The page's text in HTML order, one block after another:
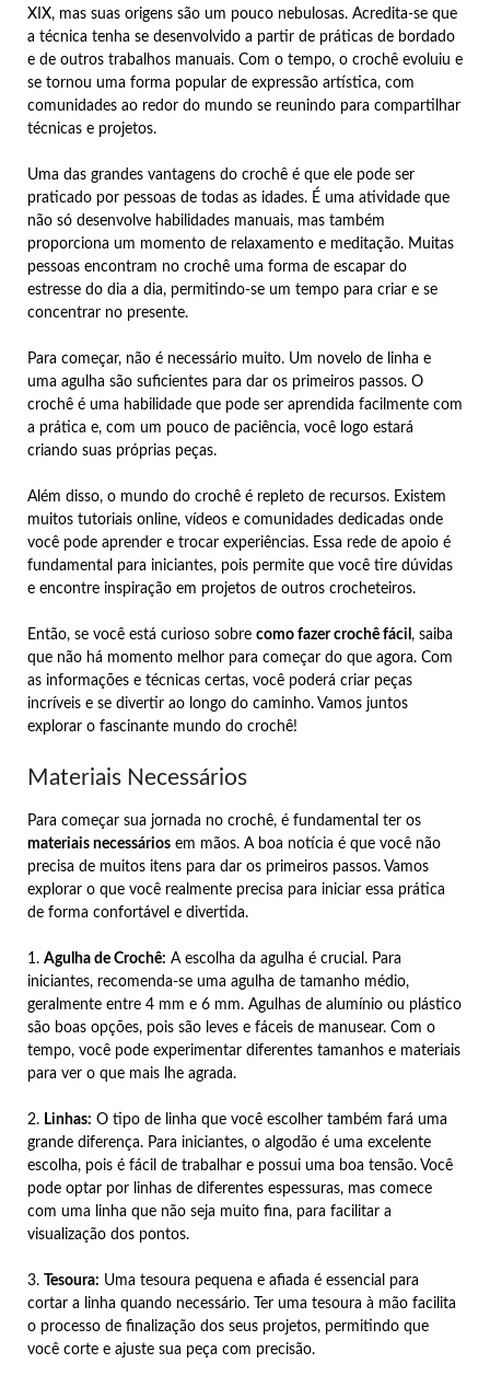
XIX, mas suas origens são um pouco nebulosas. Acredita-se que
a técnica tenha se desenvolvido a partir de práticas de bordado
e de outros trabalhos manuais. Com o tempo, o crochê evoluiu e
se tornou uma forma popular de expressão artística, com
comunidades ao redor do mundo se reunindo para compartilhar
técnicas e projetos.
Uma das grandes vantagens do crochê é que ele pode ser
praticado por pessoas de todas as idades. É uma atividade que
não só desenvolve habilidades manuais, mas também
proporciona um momento de relaxamento e meditação. Muitas
pessoas encontram no crochê uma forma de escapar do
estresse do dia a dia, permitindo-se um tempo para criar e se
concentrar no presente.
Para começar, não é necessário muito. Um novelo de linha e
uma agulha são suficientes para dar os primeiros passos. O
crochê é uma habilidade que pode ser aprendida facilmente com
a prática e, com um pouco de paciência, você logo estará
criando suas próprias peças.
Além disso, o mundo do crochê é repleto de recursos. Existem
muitos tutoriais online, vídeos e comunidades dedicadas onde
você pode aprender e trocar experiências. Essa rede de apoio é
fundamental para iniciantes, pois permite que você tire dúvidas
e encontre inspiração em projetos de outros crocheteiros.
Então, se você está curioso sobre como fazer crochê fácil , saiba
que não há momento melhor para começar do que agora. Com
as informações e técnicas certas, você poderá criar peças
incríveis e se divertir ao longo do caminho. Vamos juntos
explorar o fascinante mundo do crochê!
Materiais Necessários
Para começar sua jornada no crochê, é fundamental ter os
materiais necessários em mãos. A boa notícia é que você não
precisa de muitos itens para dar os primeiros passos. Vamos
explorar o que você realmente precisa para iniciar essa prática
de forma confortável e divertida.
1. Agulha de Crochê: A escolha da agulha é crucial. Para
iniciantes, recomenda-se uma agulha de tamanho médio,
geralmente entre 4 mm e 6 mm. Agulhas de alumínio ou plástico
são boas opções, pois são leves e fáceis de manusear. Com o
tempo, você pode experimentar diferentes tamanhos e materiais
para ver o que mais lhe agrada.
2. Linhas: O tipo de linha que você escolher também fará uma
grande diferença. Para iniciantes, o algodão é uma excelente
escolha, pois é fácil de trabalhar e possui uma boa tensão. Você
pode optar por linhas de diferentes espessuras, mas comece
com uma linha que não seja muito fina, para facilitar a
visualização dos pontos.
3. Tesoura: Uma tesoura pequena e afiada é essencial para
cortar a linha quando necessário. Ter uma tesoura à mão facilita
o processo de finalização dos seus projetos, permitindo que
você corte e ajuste sua peça com precisão.